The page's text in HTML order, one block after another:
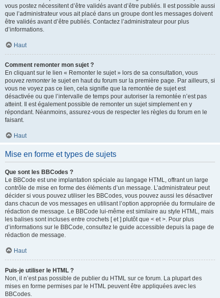
vous postez nécessitent d’être validés avant d’être publiés. Il est possible aussi
que l’administrateur vous ait placé dans un groupe dont les messages doivent
être validés avant d’être publiés. Contactez l’administrateur pour plus
d’informations.
Haut
Comment remonter mon sujet ?
En cliquant sur le lien « Remonter le sujet » lors de sa consultation, vous
pouvez remonterle sujet en haut du forum sur la première page. Par ailleurs, si
vous ne voyez pas ce lien, cela signifie que la remontée de sujet est
désactivée ou que l’intervalle de temps pour autoriser la remontée n’est pas
atteint. Il est également possible de remonter un sujet simplement en y
répondant. Néanmoins, assurez-vous de respecter les règles du forum en le
faisant.
Haut
Mise en forme et types de sujets
Que sont les BBCodes ?
Le BBCode est une implantation spéciale au langage HTML, offrant un large
contrôle de mise en forme des éléments d’un message. L’administrateur peut
décider si vous pouvez utiliser les BBCodes, vous pouvez aussi les désactiver
dans chacun de vos messages en utilisant l’option appropriée du formulaire de
rédaction de message. Le BBCode lui-même est similaire au style HTML, mais
les balises sont incluses entre crochets [ et ] plutôt que < et >. Pour plus
d’informations sur le BBCode, consultez le guide accessible depuis la page de
rédaction de message.
Haut
Puis-je utiliser le HTML ?
Non, il n’est pas possible de publier du HTML sur ce forum. La plupart des
mises en forme permises par le HTML peuvent être appliquées avec les
BBCodes.